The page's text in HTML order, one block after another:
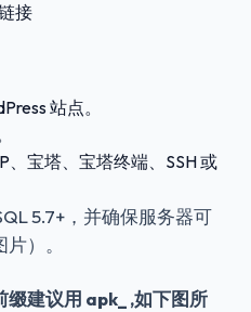
接
站点。
宝塔、宝塔终端、SSH 或
5.7+，并确保服务器可
）。
建议用 apk_ ,如下图所